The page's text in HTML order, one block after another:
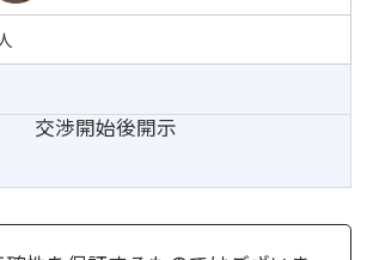
交渉開始後開示